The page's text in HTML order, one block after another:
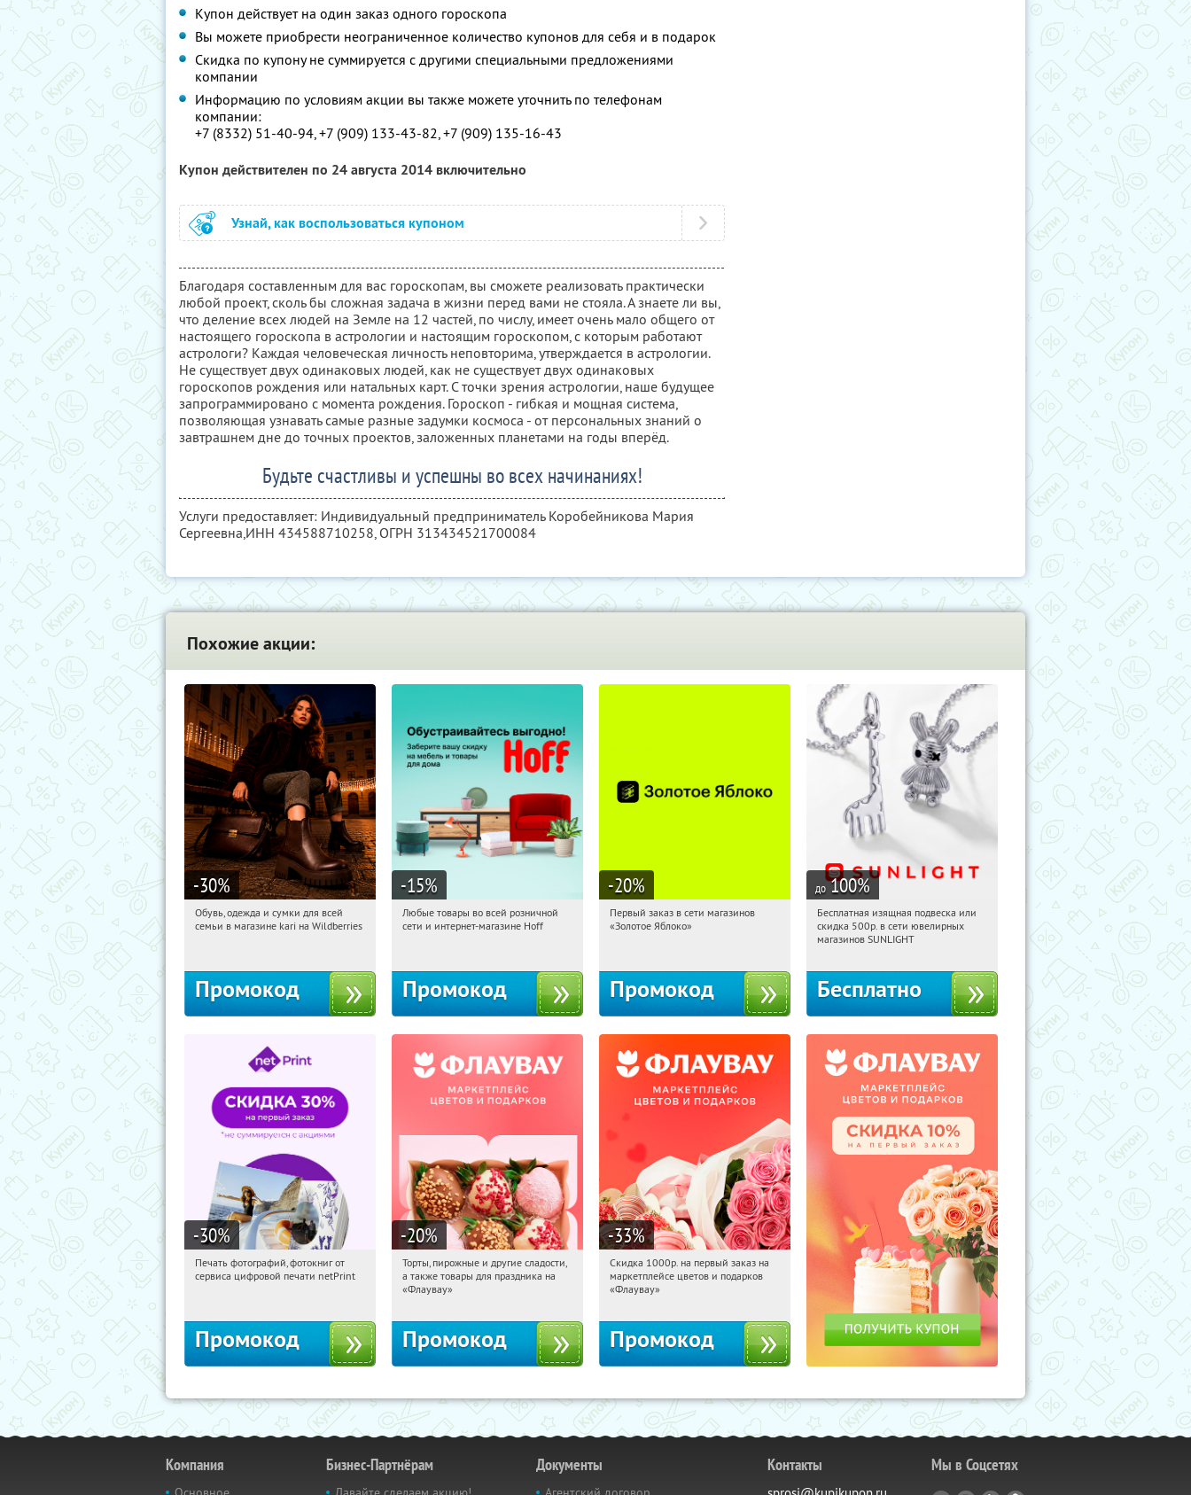
Купон действует на один заказ одного гороскопа
Вы можете приобрести неограниченное количество купонов для себя и в подарок
Скидка по купону не суммируется с другими специальными предложениями
компании
Информацию по условиям акции вы также можете уточнить по телефонам
компании:
+7 (8332) 51-40-94, +7 (909) 133-43-82, +7 (909) 135-16-43
Купон действителен по 24 августа 2014 включительно
Узнай, как воспользоваться купоном
Благодаря составленным для вас гороскопам, вы сможете реализовать практически
любой проект, сколь бы сложная задача в жизни перед вами не стояла. А знаете ли вы,
что деление всех людей на Земле на 12 частей, по числу, имеет очень мало общего от
настоящего гороскопа в астрологии и настоящим гороскопом, с которым работают
астрологи? Каждая человеческая личность неповторима, утверждается в астрологии.
Не существует двух одинаковых людей, как не существует двух одинаковых
гороскопов рождения или натальных карт. С точки зрения астрологии, наше будущее
запрограммировано с момента рождения. Гороскоп - гибкая и мощная система,
позволяющая узнавать самые разные задумки космоса - от персональных знаний о
завтрашнем дне до точных проектов, заложенных планетами на годы вперёд.
Будьте счастливы и успешны во всех начинаниях!
Услуги предоставляет: Индивидуальный предприниматель Коробейникова Мария
Сергеевна,ИНН 434588710258, ОГРН 313434521700084
Похожие акции:
-30%
04:09:35 Получили:
Обувь, одежда и сумки для всей
семьи в магазине kari на Wildberries
Промокод
-15%
04:09:35 Получили:
Любые товары во всей розничной
сети и интернет-магазине Hoff
Промокод
-20%
04:09:35
Получи первым!
Первый заказ в сети магазинов
«Золотое Яблоко»
Промокод
до 100%
04:09:35 Получили:
Россия
Бесплатная изящная подвеска или
скидка 500р. в сети ювелирных
магазинов SUNLIGHT
Бесплатно
-30%
04:09:35 Получили:
Печать фотографий, фотокниг от
сервиса цифровой печати netPrint
Промокод
-20%
04:09:35 Получили:
Россия
Торты, пирожные и другие сладости,
а также товары для праздника на
«Флаувау»
Промокод
-33%
04:09:35 Получили:
Россия
Скидка 1000р. на первый заказ на
маркетплейсе цветов и подарков
«Флаувау»
Промокод
Компания Бизнес-Партнёрам Документы Контакты Мы в Соцсетях